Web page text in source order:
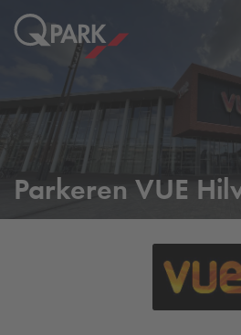
Parkeren VUE